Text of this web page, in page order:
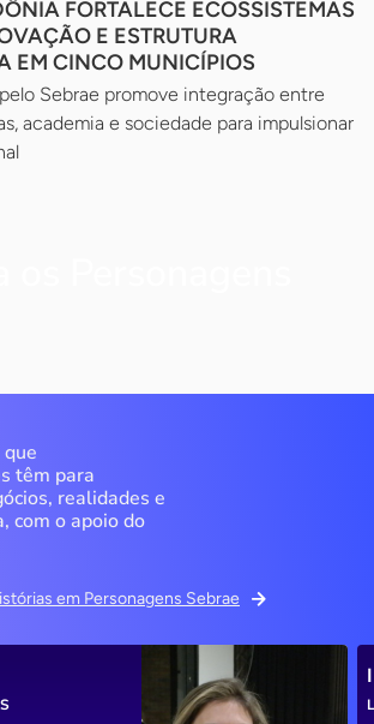
FORTALECE ECOSSISTEMAS
E ESTRUTURA
EM CINCO MUNICÍPIOS
Sebrae promove integração entre
academia e sociedade para impulsionar
que
têm para
realidades e
com o apoio do
em Personagens Sebrae